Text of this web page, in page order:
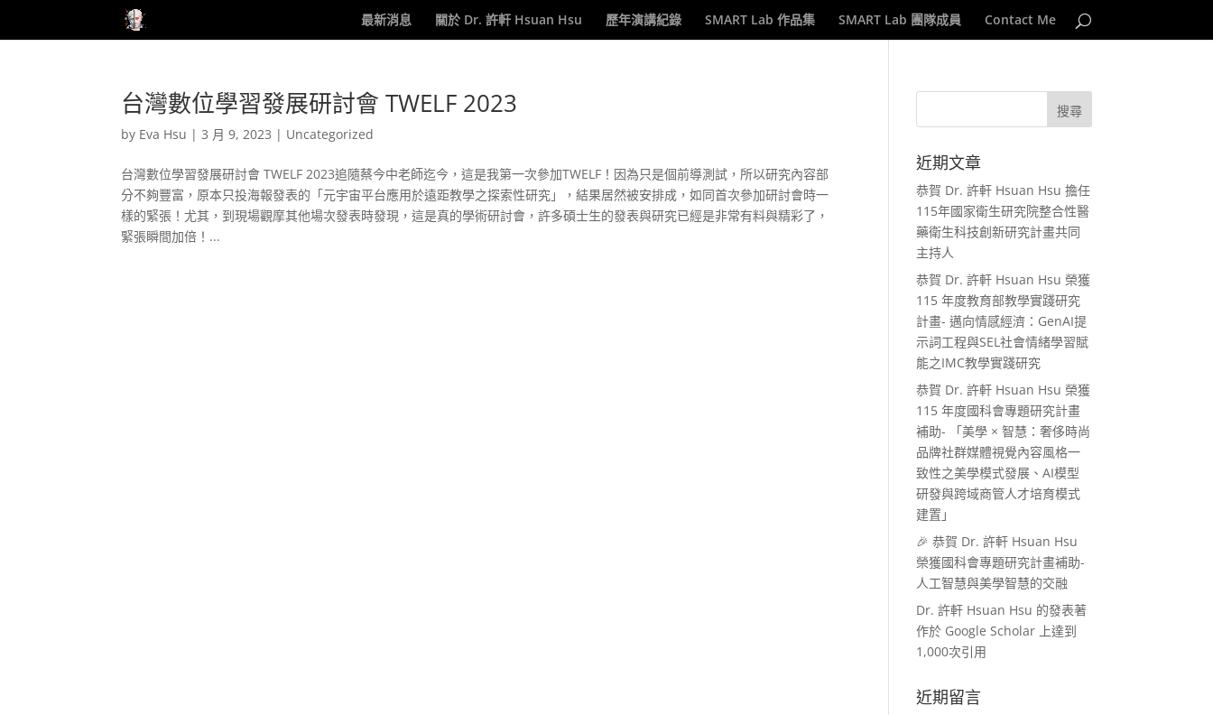
最新消息 關於 Dr. 許軒 Hsuan Hsu 歷年演講紀錄 SMART Lab 作品集 SMART Lab 團隊成員 Contact Me
台灣數位學習發展研討會 TWELF 2023
by Eva Hsu |3 月 9, 2023 | Uncategorized
台灣數位學習發展研討會 TWELF 2023追隨蔡今中老師迄今，這是我第一次參加TWELF！因為只是個前導測試，所以研究內容部
分不夠豐富，原本只投海報發表的「元宇宙平台應用於遠距教學之探索性研究」，結果居然被安排成，如同首次參加研討會時一
樣的緊張！尤其，到現場觀摩其他場次發表時發現，這是真的學術研討會，許多碩士生的發表與研究已經是非常有料與精彩了，
緊張瞬間加倍！...
近期文章
恭賀 Dr. 許軒 Hsuan Hsu 擔任
115年國家衛生研究院整合性醫
藥衛生科技創新研究計畫共同
主持人
恭賀 Dr. 許軒 Hsuan Hsu 榮獲
115 年度教育部教學實踐研究
計畫- 邁向情感經濟：GenAI提
示詞工程與SEL社會情緒學習賦
能之IMC教學實踐研究
恭賀 Dr. 許軒 Hsuan Hsu 榮獲
115 年度國科會專題研究計畫
補助- 「美學 × 智慧：奢侈時尚
品牌社群媒體視覺內容風格一
致性之美學模式發展、AI模型
研發與跨域商管人才培育模式
建置」
🎉 恭賀 Dr. 許軒 Hsuan Hsu
榮獲國科會專題研究計畫補助-
人工智慧與美學智慧的交融
Dr. 許軒 Hsuan Hsu 的發表著
作於 Google Scholar 上達到
1,000次引用
近期留言